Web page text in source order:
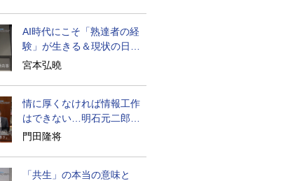
AI時代にこそ「熟達者の経
験」が生きる＆現状の日本
経済の実情は
宮本弘曉
情に厚くなければ情報工作
はできない…明石元二郎の
対露工作の教訓
門田隆将
「共生」の本当の意味と